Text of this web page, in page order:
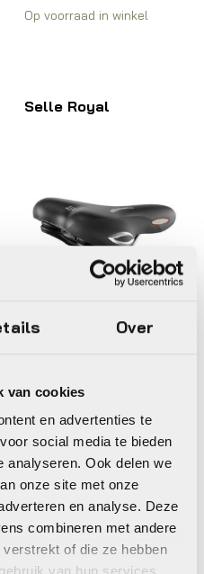
Over
van cookies
en advertenties te
social media te bieden
analyseren. Ook delen we
onze site met onze
en analyse. Deze
combineren met andere
of die ze hebben
Op voorraad in winkel
Selle Royal
Zadels
LOOKIN MODERATE
UNI ZW-Zwart
€ 79,90
Op voorraad in winkel